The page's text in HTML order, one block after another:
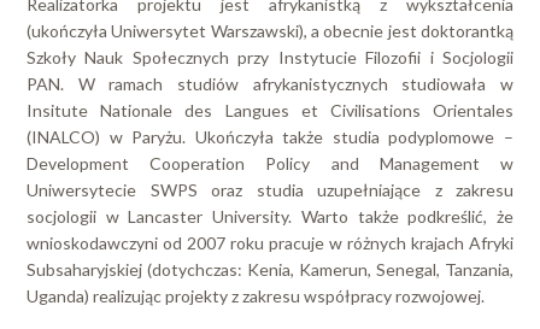
Realizatorka projektu jest afrykanistką z wykształcenia
(ukończyła Uniwersytet Warszawski), a obecnie jest doktorantką
Szkoły Nauk Społecznych przy Instytucie Filozofii i Socjologii
PAN. W ramach studiów afrykanistycznych studiowała w
Insitute Nationale des Langues et Civilisations Orientales
(INALCO) w Paryżu. Ukończyła także studia podyplomowe –
Development Cooperation Policy and Management w
Uniwersytecie SWPS oraz studia uzupełniające z zakresu
socjologii w Lancaster University. Warto także podkreślić, że
wnioskodawczyni od 2007 roku pracuje w różnych krajach Afryki
Subsaharyjskiej (dotychczas: Kenia, Kamerun, Senegal, Tanzania,
Uganda) realizując projekty z zakresu współpracy rozwojowej.